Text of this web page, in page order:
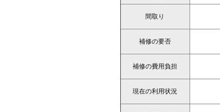
間取り
補修の要否
補修の費用負担
現在の利用状況